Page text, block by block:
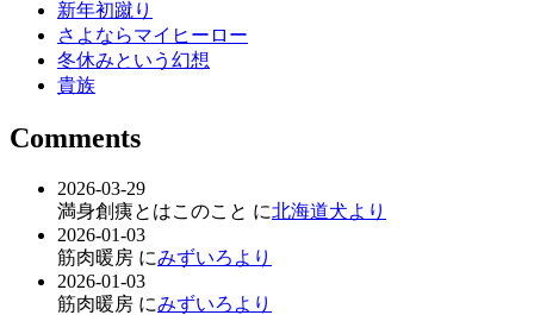
新年初蹴り
さよならマイヒーロー
冬休みという幻想
貴族
Comments
2026-03-29
満身創痍とはこのこと に北海道犬より
2026-01-03
筋肉暖房 にみずいろより
2026-01-03
筋肉暖房 にみずいろより